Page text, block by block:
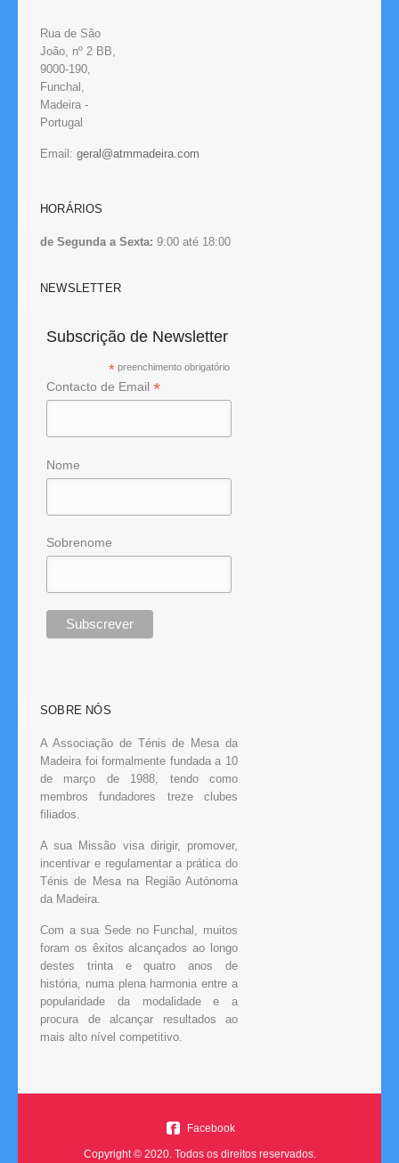
Rua de São
João, nº 2 BB,
9000-190,
Funchal,
Madeira -
Portugal
Email:
HORÁRIOS
de Segunda a Sexta: 9:00 até 18:00
NEWSLETTER
Subscrição de Newsletter
* preenchimento obrigatório
Contacto de Email *
Nome
Sobrenome
SOBRE NÓS
A Associação de Ténis de Mesa da
Madeira foi formalmente fundada a 10
de março de 1988, tendo como
membros fundadores treze clubes
filiados.
A sua Missão visa dirigir, promover,
incentivar e regulamentar a prática do
Ténis de Mesa na Região Autónoma
da Madeira.
Com a sua Sede no Funchal, muitos
foram os êxitos alcançados ao longo
destes trinta e quatro anos de
história, numa plena harmonia entre a
popularidade da modalidade e a
procura de alcançar resultados ao
mais alto nível competitivo.
Facebook
Copyright © 2020. Todos os direitos reservados.